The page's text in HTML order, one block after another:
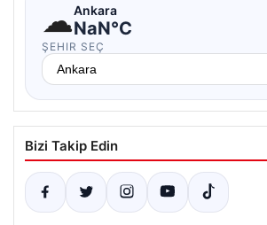
☁Ankara
NaN°C
ŞEHIR SEÇ
Bizi Takip Edin